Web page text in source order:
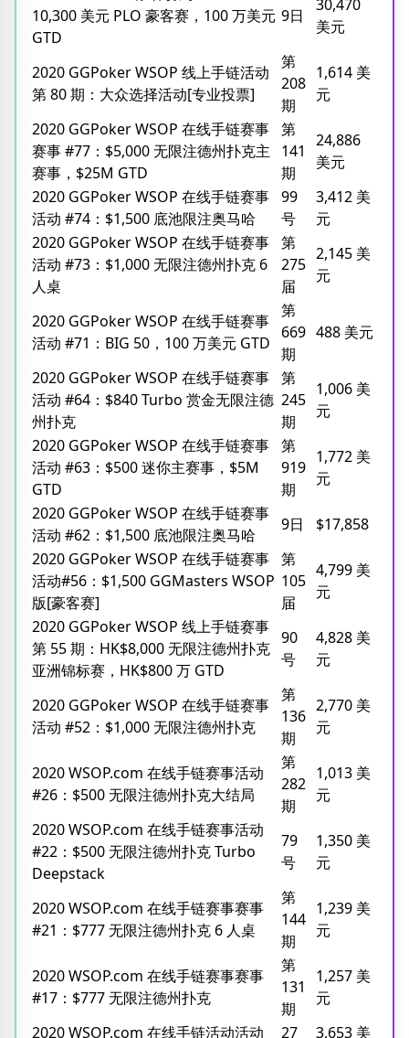
10,300 美元 PLO 豪客赛，100 万美元
GTD
9日
30,470
美元
2020 GGPoker WSOP 线上手链活动
第 80 期：大众选择活动[专业投票]
第
208
期
1,614 美
元
2020 GGPoker WSOP 在线手链赛事
赛事 #77：$5,000 无限注德州扑克主
赛事，$25M GTD
第
141
期
24,886
美元
2020 GGPoker WSOP 在线手链赛事
活动 #74：$1,500 底池限注奥马哈
99
号
3,412 美
元
2020 GGPoker WSOP 在线手链赛事
活动 #73：$1,000 无限注德州扑克 6
人桌
第
275
届
2,145 美
元
2020 GGPoker WSOP 在线手链赛事
活动 #71：BIG 50，100 万美元 GTD
第
669
期
488 美元
2020 GGPoker WSOP 在线手链赛事
活动 #64：$840 Turbo 赏金无限注德
州扑克
第
245
期
1,006 美
元
2020 GGPoker WSOP 在线手链赛事
活动 #63：$500 迷你主赛事，$5M
GTD
第
919
期
1,772 美
元
2020 GGPoker WSOP 在线手链赛事
活动 #62：$1,500 底池限注奥马哈
9日
$17,858
2020 GGPoker WSOP 在线手链赛事
活动#56：$1,500 GGMasters WSOP
版[豪客赛]
第
105
届
4,799 美
元
2020 GGPoker WSOP 线上手链赛事
第 55 期：HK$8,000 无限注德州扑克
亚洲锦标赛，HK$800 万 GTD
90
号
4,828 美
元
2020 GGPoker WSOP 在线手链赛事
活动 #52：$1,000 无限注德州扑克
第
136
期
2,770 美
元
2020 WSOP.com 在线手链赛事活动
#26：$500 无限注德州扑克大结局
第
282
期
1,013 美
元
2020 WSOP.com 在线手链赛事活动
#22：$500 无限注德州扑克 Turbo
Deepstack
79
号
1,350 美
元
2020 WSOP.com 在线手链赛事赛事
#21：$777 无限注德州扑克 6 人桌
第
144
期
1,239 美
元
2020 WSOP.com 在线手链赛事赛事
#17：$777 无限注德州扑克
第
131
期
1,257 美
元
2020 WSOP.com 在线手链活动活动
27
3,653 美